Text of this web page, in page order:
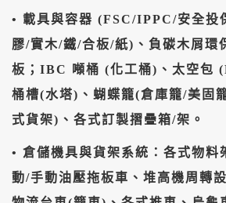
• ​載具與容器 (FSC/IPPC/安全投
膠/實木/鐵/合板/紙)、負碳木屑環
板；IBC 噸桶 (化工桶)、太空包
桶槽(水塔)、蝴蝶籠(倉庫籠/美固
式貨架)、各式訂製摺疊箱/架。
• ​倉儲機具與貨架系統：各式物料
動/手動油壓拖板車、堆高機周轉